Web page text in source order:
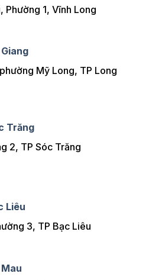
Phường 1, Vĩnh Long
Mỹ Long, TP Long
Trăng
2, TP Sóc Trăng
Liêu
3, TP Bạc Liêu